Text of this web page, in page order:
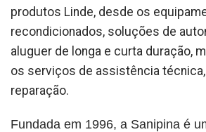
produtos Linde, desde os
recondicionados, soluções de
aluguer de longa e curta duração,
os serviços de assistência
reparação.
Fundada em 1996, a Sanipina é